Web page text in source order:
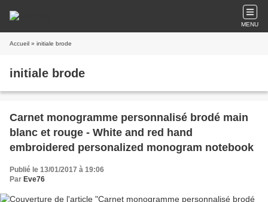
MENU
Accueil » initiale brode
initiale brode
Carnet monogramme personnalisé brodé main
blanc et rouge - White and red hand
embroidered personalized monogram notebook
Publié le 13/01/2017 à 19:06
Par Eve76